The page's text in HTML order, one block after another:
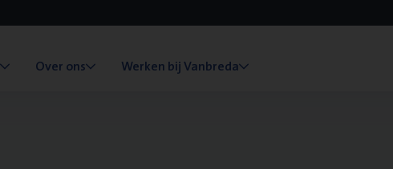
Over ons Werken bij Vanbreda